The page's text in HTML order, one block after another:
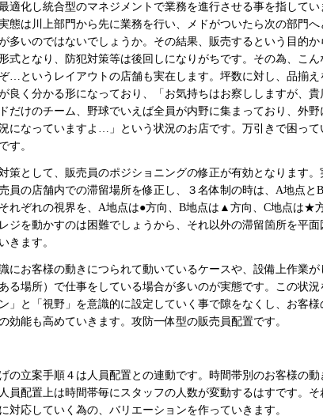
適化し統合型のマネジメントで業務を進行させる事を指して
態は川上部門から先に業務を行い、メドがついたら次の部門
多いのではないでしょうか。その結果、販売するという目的
式となり、防犯対策等は後回しになりがちです。その為、こ
…というレイアウトの店舗も実在します。坪数に対し、品揃
良く分かる形になっており、「お気持ちはお察ししますが、
だけのチーム、野球でいえば全員が内野に集まっており、外
になっていますよ…」という状況のお店です。万引きで困っ
す。
策として、販売員のポジショニングの修正が有効となります。
員の店舗内での滞留場所を修正し、３名体制の時は、A地点と
れぞれの視界を、A地点は●方向、B地点は▲方向、C地点は★
ジを動かすのは困難でしょうから、それ以外の滞留箇所を平
きます。
にお客様の動きにつられて動いているケースや、設備上作業が
る場所）で仕事をしている場合が多いのが実態です。この状
」と「視野」を意識的に設定していく事で隙をなくし、お客
効能も高めていきます。攻防一体型の販売員配置です。
の立案手順４は人員配置との連動です。時間帯別のお客様の
員配置上は時間帯毎にスタッフの人数が変動するはすです。
対応していく為の、バリエーションを作っていきます。